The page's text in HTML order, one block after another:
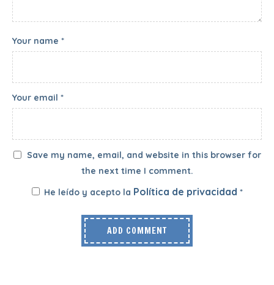
Your name *
Your email *
Save my name, email, and website in this browser for
the next time I comment.
He leído y acepto la Política de privacidad *